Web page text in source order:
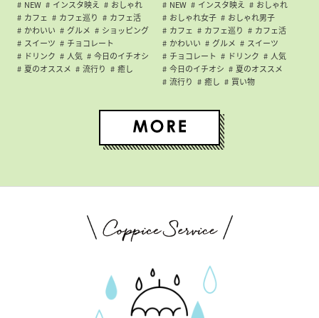
NEW インスタ映え
おしゃれ
カフェ
カフェ巡り
カフェ活
かわいい
グルメ
ショッピング
スイーツ
チョコレート
ドリンク
人気
今日のイチオシ
夏のオススメ
流行り 癒し
NEW インスタ映え
おしゃれ
おしゃれ女子
おしゃれ男子
カフェ
カフェ巡り
カフェ活
かわいい
グルメ
スイーツ
チョコレート
ドリンク
人気
今日のイチオシ
夏のオススメ
流行り
癒し 買い物